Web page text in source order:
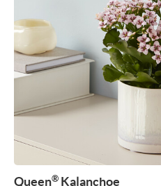
Queen® Kalanchoe